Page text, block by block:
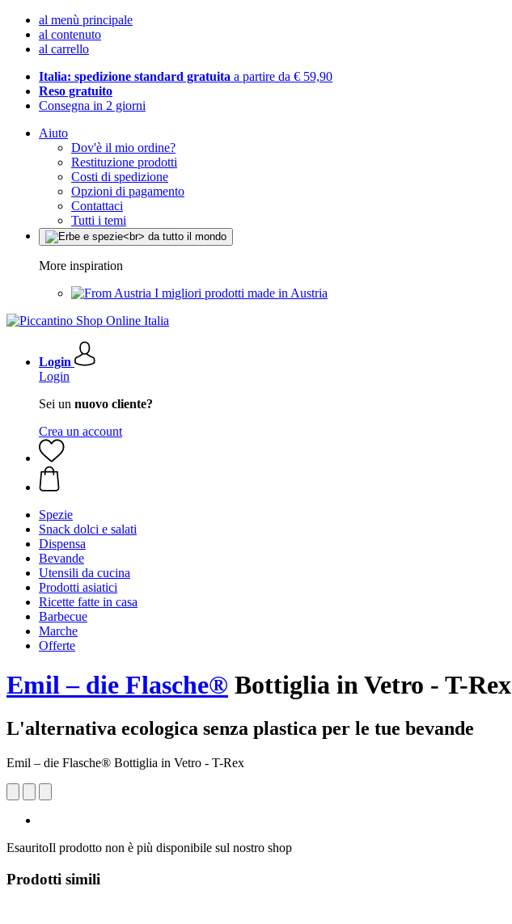
al menù principale
al contenuto
al carrello
Italia: spedizione standard gratuita a partire da € 59,90
Reso gratuito
Consegna in 2 giorni
Aiuto
Dov'è il mio ordine?
Restituzione prodotti
Costi di spedizione
Opzioni di pagamento
Contattaci
Tutti i temi
More inspiration
I migliori prodotti made in Austria
Login
Login
Sei un nuovo cliente?
Crea un account
Spezie
Snack dolci e salati
Dispensa
Bevande
Utensili da cucina
Prodotti asiatici
Ricette fatte in casa
Barbecue
Marche
Offerte
Emil – die Flasche® Bottiglia in Vetro - T-Rex
L'alternativa ecologica senza plastica per le tue bevande
Emil – die Flasche® Bottiglia in Vetro - T-Rex
EsauritoIl prodotto non è più disponibile sul nostro shop
Prodotti simili